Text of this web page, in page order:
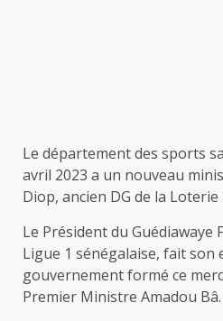
Le département des sports
avril 2023 a un nouveau
Diop, ancien DG de la
Le Président du Guédiawaye
Ligue 1 sénégalaise, fait son
gouvernement formé ce
Premier Ministre Amadou Bâ.